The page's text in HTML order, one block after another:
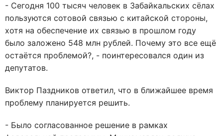
- Сегодня 100 тысяч человек в Забайкальских сёлах
пользуются сотовой связью с китайской стороны,
хотя на обеспечение их связью в прошлом году
было заложено 548 млн рублей. Почему это все ещё
остаётся проблемой?, - поинтересовался один из
депутатов.
Виктор Паздников ответил, что в ближайшее время
проблему планируется решить.
- Было согласованное решение в рамках